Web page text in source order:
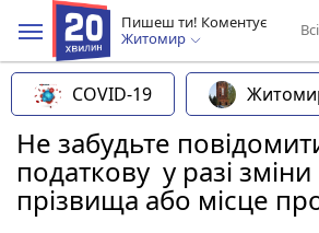
Пишеш ти! Коментує
Житомир
COVID-19
Не забудьте
податкову у разі зміни
прізвища або місце